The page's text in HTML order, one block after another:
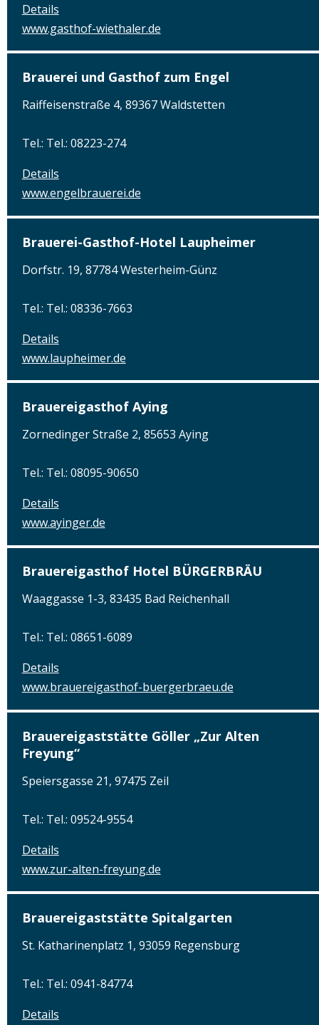
Details
www.gasthof-wiethaler.de
Brauerei und Gasthof zum Engel
Raiffeisenstraße 4, 89367 Waldstetten
Tel.: Tel.: 08223-274
Details
www.engelbrauerei.de
Brauerei-Gasthof-Hotel Laupheimer
Dorfstr. 19, 87784 Westerheim-Günz
Tel.: Tel.: 08336-7663
Details
www.laupheimer.de
Brauereigasthof Aying
Zornedinger Straße 2, 85653 Aying
Tel.: Tel.: 08095-90650
Details
www.ayinger.de
Brauereigasthof Hotel BÜRGERBRÄU
Waaggasse 1-3, 83435 Bad Reichenhall
Tel.: Tel.: 08651-6089
Details
www.brauereigasthof-buergerbraeu.de
Brauereigaststätte Göller „Zur Alten
Freyung“
Speiersgasse 21, 97475 Zeil
Tel.: Tel.: 09524-9554
Details
www.zur-alten-freyung.de
Brauereigaststätte Spitalgarten
St. Katharinenplatz 1, 93059 Regensburg
Tel.: Tel.: 0941-84774
Details